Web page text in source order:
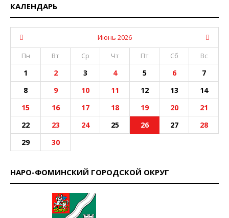
КАЛЕНДАРЬ
Июнь 2026
Пн
Вт Ср Чт Пт Сб Вс
1 2 3 4 5 6
7
8
9 10 11 12 13
14
15
16 17 18 19 20
21
22
23 24 25 26 27
28
29
30
НАРО-ФОМИНСКИЙ ГОРОДСКОЙ ОКРУГ